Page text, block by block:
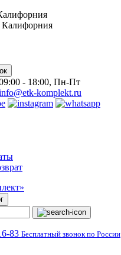
Калифорния
- 18:00, Пн-Пт
komplekt.ru
83 Бесплатный звонок по России